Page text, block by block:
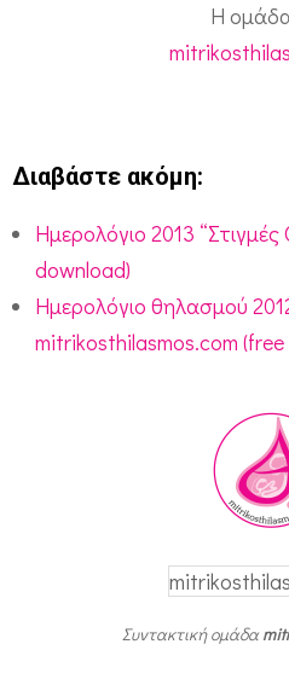
Η
Διαβάστε ακόμη:
Ημερολόγιο 2013
download)
Ημερολόγιο θηλασμού
mitrikosthilasmos.com
Συντακτική ομάδα